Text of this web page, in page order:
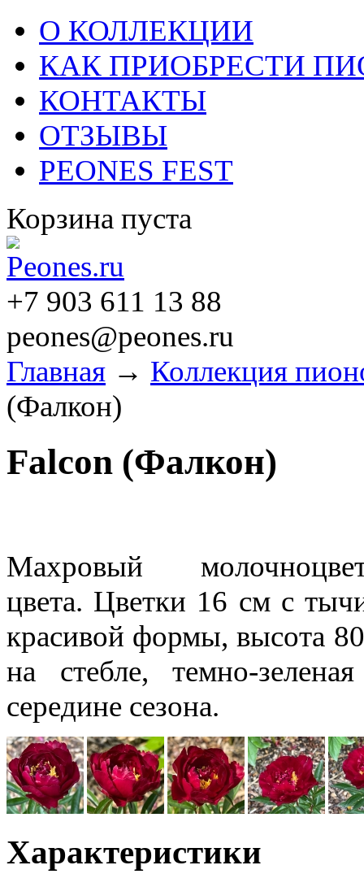
О КОЛЛЕКЦИИ
КАК ПРИОБРЕСТИ
КОНТАКТЫ
ОТЗЫВЫ
PEONES FEST
Корзина пуста
+7 903 611 13 88
peones@peones.ru
Главная → Коллекция
(Фалкон)
Falcon (Фалкон)
Махровый
цвета. Цветки 16 см с
красивой формы, высота
на стебле, темно-
середине сезона.
Характеристики